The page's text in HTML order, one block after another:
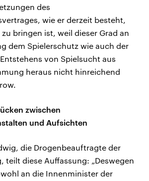
des
wie er derzeit besteht,
bringen ist, weil dieser Grad an
dem Spielerschutz wie auch der
von Spielsucht aus
heraus nicht hinreichend
zwischen
und Aufsichten
die Drogenbeauftragte der
teilt diese Auffassung: „Deswegen
an die Innenminister der